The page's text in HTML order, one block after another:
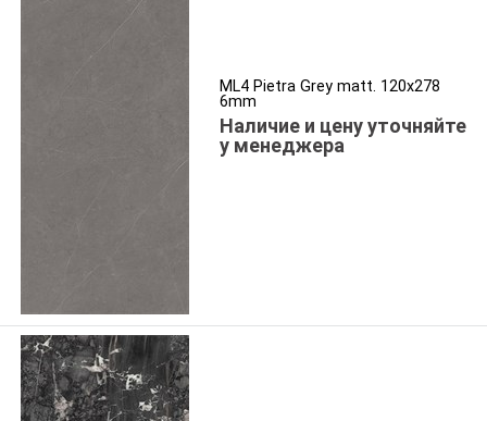
ML4 Pietra Grey matt. 120x278
6mm
Наличие и цену уточняйте
у менеджера